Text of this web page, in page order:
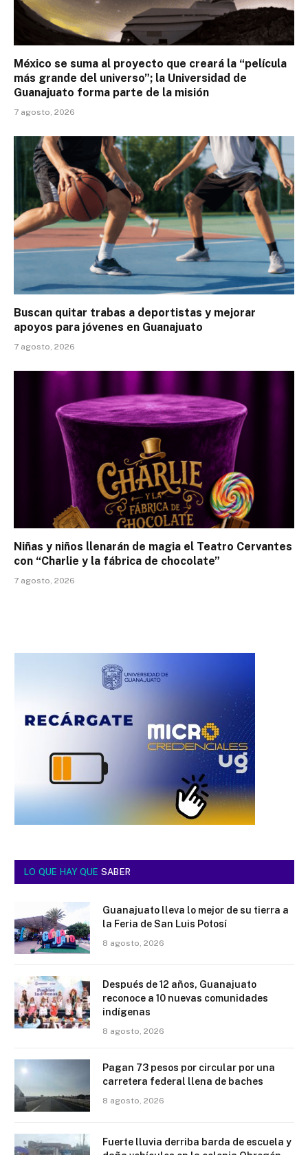
México se suma al proyecto que creará la “película
más grande del universo”; la Universidad de
Guanajuato forma parte de la misión
7 agosto, 2026
Buscan quitar trabas a deportistas y mejorar
apoyos para jóvenes en Guanajuato
7 agosto, 2026
Niñas y niños llenarán de magia el Teatro Cervantes
con “Charlie y la fábrica de chocolate”
7 agosto, 2026
LO QUE HAY QUE SABER
Guanajuato lleva lo mejor de su tierra a
la Feria de San Luis Potosí
8 agosto, 2026
Después de 12 años, Guanajuato
reconoce a 10 nuevas comunidades
indígenas
8 agosto, 2026
Pagan 73 pesos por circular por una
carretera federal llena de baches
8 agosto, 2026
Fuerte lluvia derriba barda de escuela y